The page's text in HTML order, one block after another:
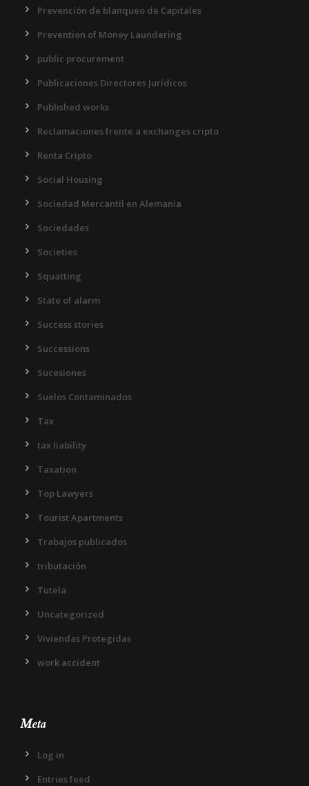
Prevención de blanqueo de Capitales
Prevention of Money Laundering
public procurement
Publicaciones Directores Jurídicos
Published works
Reclamaciones frente a exchanges cripto
Renta Cripto
Social Housing
Sociedad Mercantil en Alemania
Sociedades
Societies
Squatting
State of alarm
Success stories
Successions
Sucesiones
Suelos Contaminados
Tax
tax liability
Taxation
Top Lawyers
Tourist Apartments
Trabajos publicados
tributación
Tutela
Uncategorized
Viviendas Protegidas
work accident
Meta
Log in
Entries feed